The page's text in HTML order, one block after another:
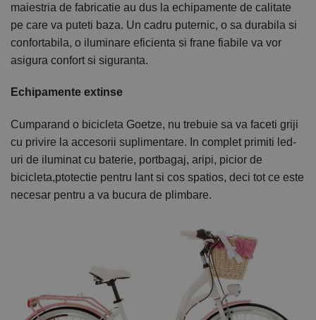
maiestria de fabricatie au dus la echipamente de calitate
pe care va puteti baza. Un cadru puternic, o sa durabila si
confortabila, o iluminare eficienta si frane fiabile va vor
asigura confort si siguranta.
Echipamente extinse
Cumparand o bicicleta Goetze, nu trebuie sa va faceti griji
cu privire la accesorii suplimentare. In complet primiti led-
uri de iluminat cu baterie, portbagaj, aripi, picior de
bicicleta,ptotectie pentru lant si cos spatios, deci tot ce este
necesar pentru a va bucura de plimbare.